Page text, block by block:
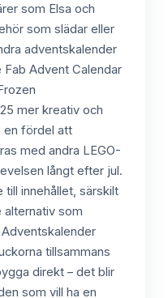
som Elsa och
som slädar eller
adventskalender
Advent Calendar
mer kreativ och
en fördel att
med andra LEGO-
långt efter jul.
till innehållet, särskilt
som
tillsammans
direkt – det blir
som vill ha en